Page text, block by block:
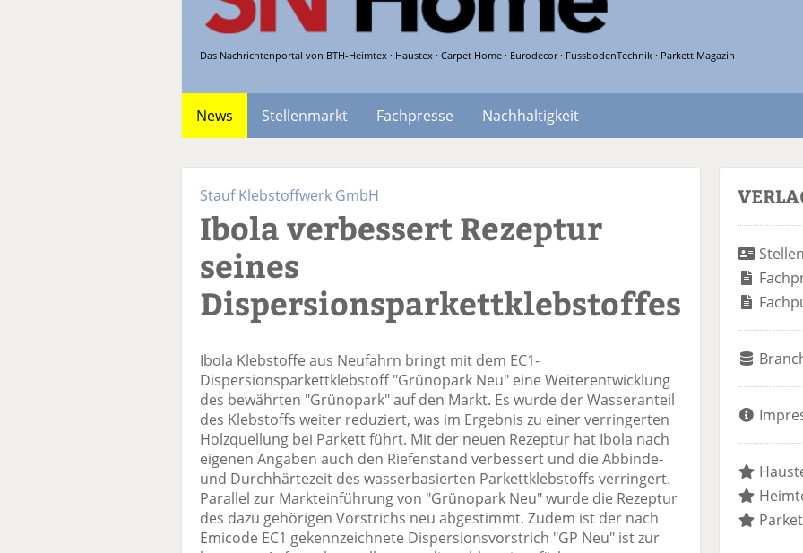
Das Nachrichtenportal von BTH-Heimtex · Haustex · Carpet Home · Eurodecor · FussbodenTechnik · Parkett Magazin
News Stellenmarkt Fachpresse
Nachhaltigkeit
Stauf Klebstoffwerk GmbH
Ibola verbessert Rezeptur
seines
Dispersionsparkettklebstoffes
Ibola Klebstoffe aus Neufahrn bringt mit dem EC1-
Dispersionsparkettklebstoff "Grünopark Neu" eine Weiterentwicklung
des bewährten "Grünopark" auf den Markt. Es wurde der Wasseranteil
des Klebstoffs weiter reduziert, was im Ergebnis zu einer verringerten
Holzquellung bei Parkett führt. Mit der neuen Rezeptur hat Ibola nach
eigenen Angaben auch den Riefenstand verbessert und die Abbinde-
und Durchhärtezeit des wasserbasierten Parkettklebstoffs verringert.
Parallel zur Markteinführung von "Grünopark Neu" wurde die Rezeptur
des dazu gehörigen Vorstrichs neu abgestimmt. Zudem ist der nach
Emicode EC1 gekennzeichnete Dispersionsvorstrich "GP Neu" ist zur